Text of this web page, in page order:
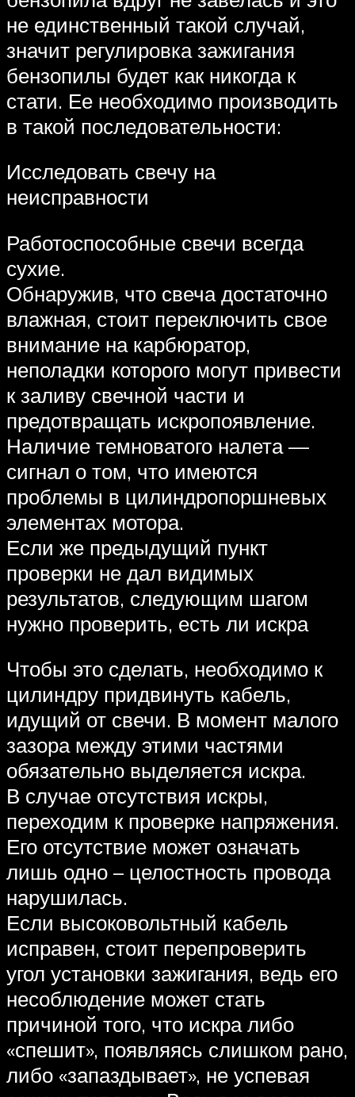
не единственный такой случай,
значит регулировка зажигания
бензопилы будет как никогда к
стати. Ее необходимо производить
в такой последовательности:
Исследовать свечу на
неисправности
Работоспособные свечи всегда
сухие.
Обнаружив, что свеча достаточно
влажная, стоит переключить свое
внимание на карбюратор,
неполадки которого могут привести
к заливу свечной части и
предотвращать искропоявление.
Наличие темноватого налета —
сигнал о том, что имеются
проблемы в цилиндропоршневых
элементах мотора.
Если же предыдущий пункт
проверки не дал видимых
результатов, следующим шагом
нужно проверить, есть ли искра
Чтобы это сделать, необходимо к
цилиндру придвинуть кабель,
идущий от свечи. В момент малого
зазора между этими частями
обязательно выделяется искра.
В случае отсутствия искры,
переходим к проверке напряжения.
Его отсутствие может означать
лишь одно – целостность провода
нарушилась.
Если высоковольтный кабель
исправен, стоит перепроверить
угол установки зажигания, ведь его
несоблюдение может стать
причиной того, что искра либо
«спешит», появляясь слишком рано,
либо «запаздывает», не успевая